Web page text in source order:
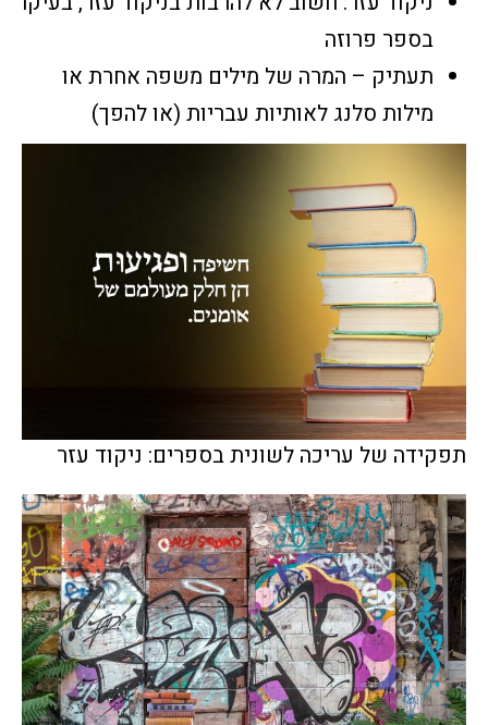
בספר פרוזה
תעתיק – המרה של מילים משפה אחרת או
מילות סלנג לאותיות עבריות (או להפך)
תפקידה של עריכה לשונית בספרים: ניקוד עזר